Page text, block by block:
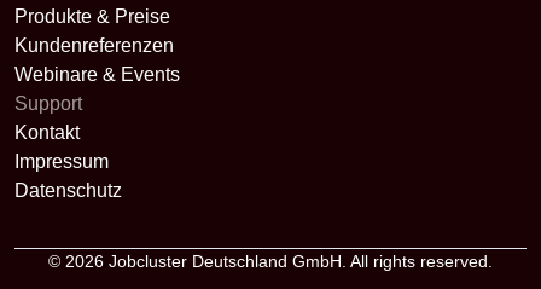
Produkte & Preise
Kundenreferenzen
Webinare & Events
Support
Kontakt
Impressum
Datenschutz
© 2026 Jobcluster Deutschland GmbH. All rights reserved.